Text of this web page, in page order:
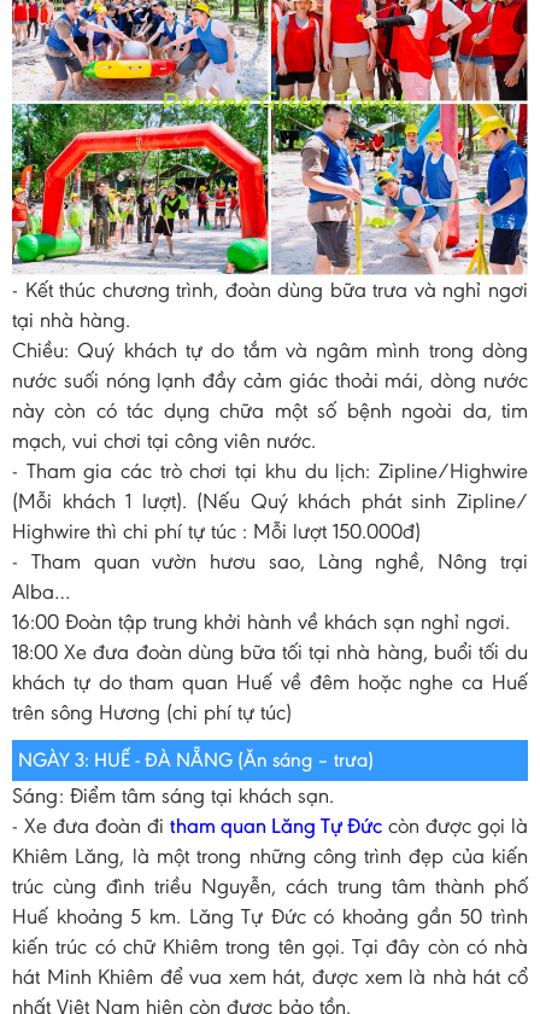
- Kết thúc chương trình, đoàn dùng bữa trưa và nghỉ ngơi
tại nhà hàng.
Chiều: Quý khách tự do tắm và ngâm mình trong dòng
nước suối nóng lạnh đầy cảm giác thoải mái, dòng nước
này còn có tác dụng chữa một số bệnh ngoài da, tim
mạch, vui chơi tại công viên nước.
- Tham gia các trò chơi tại khu du lịch: Zipline/Highwire
(Mỗi khách 1 lượt). (Nếu Quý khách phát sinh Zipline/
Highwire thì chi phí tự túc : Mỗi lượt 150.000đ)
- Tham quan vườn hươu sao, Làng nghề, Nông trại
Alba…
16:00 Đoàn tập trung khởi hành về khách sạn nghỉ ngơi.
18:00 Xe đưa đoàn dùng bữa tối tại nhà hàng, buổi tối du
khách tự do tham quan Huế về đêm hoặc nghe ca Huế
trên sông Hương (chi phí tự túc)
NGÀY 3: HUẾ - ĐÀ NẴNG (Ăn sáng – trưa)
Sáng: Điểm tâm sáng tại khách sạn.
- Xe đưa đoàn đi tham quan Lăng Tự Đức còn được gọi là
Khiêm Lăng, là một trong những công trình đẹp của kiến
trúc cùng đình triều Nguyễn, cách trung tâm thành phố
Huế khoảng 5 km. Lăng Tự Đức có khoảng gần 50 trình
kiến trúc có chữ Khiêm trong tên gọi. Tại đây còn có nhà
hát Minh Khiêm để vua xem hát, được xem là nhà hát cổ
nhất Việt Nam hiện còn được bảo tồn.